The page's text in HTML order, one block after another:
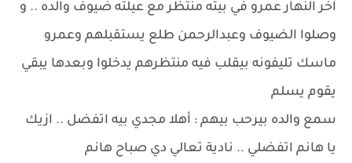
آخر النهار عمرو في بيته منتظر مع عيلته ضيوف والده .. و
وصلوا الضيوف وعبدالرحمن طلع يستقبلهم وعمرو
ماسك تليفونه بيقلب فيه منتظرهم يدخلوا وبعدها يبقي
يقوم يسلم
سمع والده بيرحب بيهم : أهلا مجدي بيه اتفضل .. ازيك
يا هانم اتفضلي .. نادية تعالي دي صباح هانم